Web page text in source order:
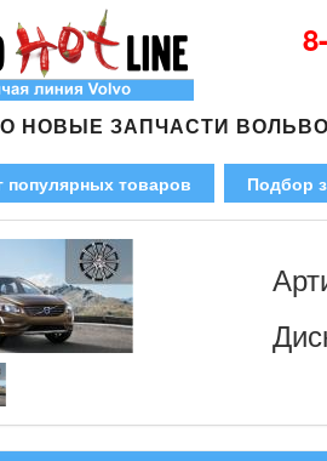
НОВЫЕ ЗАПЧАСТИ ВОЛЬВО
популярных товаров Подбор